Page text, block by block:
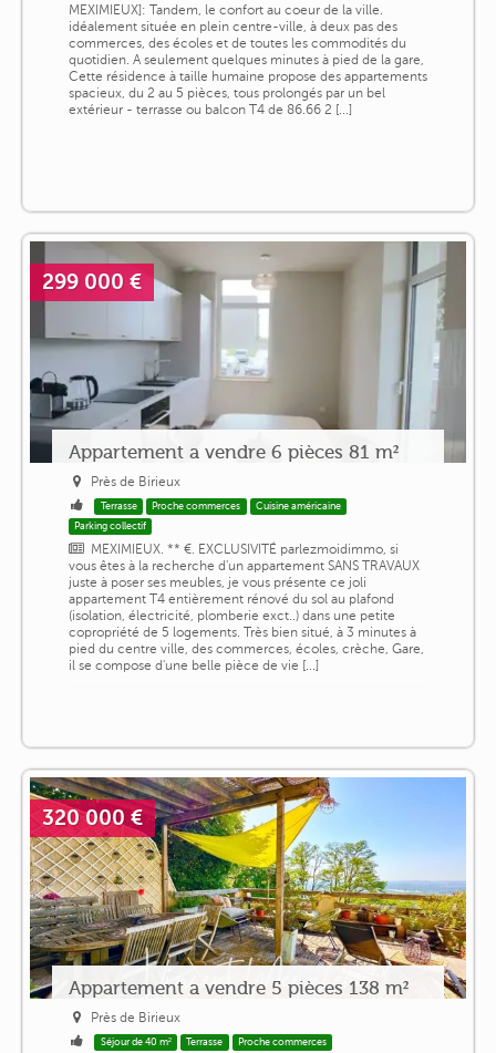
MEXIMIEUX]: Tandem, le confort au coeur de la ville.
idéalement située en plein centre-ville, à deux pas des
commerces, des écoles et de toutes les commodités du
quotidien. A seulement quelques minutes à pied de la gare,
Cette résidence à taille humaine propose des appartements
spacieux, du 2 au 5 pièces, tous prolongés par un bel
extérieur - terrasse ou balcon T4 de 86.66 2 [...]
299 000 €
Appartement a vendre 6 pièces 81 m²
Près de Birieux
Terrasse Proche commerces
Cuisine américaine
Parking collectif
MEXIMIEUX. ** €. EXCLUSIVITÉ parlezmoidimmo, si
vous êtes à la recherche d'un appartement SANS TRAVAUX
juste à poser ses meubles, je vous présente ce joli
appartement T4 entièrement rénové du sol au plafond
(isolation, électricité, plomberie exct..) dans une petite
copropriété de 5 logements. Très bien situé, à 3 minutes à
pied du centre ville, des commerces, écoles, crèche, Gare,
il se compose d'une belle pièce de vie [...]
320 000 €
Appartement a vendre 5 pièces 138 m²
Près de Birieux
Séjour de 40 m² Terrasse
Proche commerces